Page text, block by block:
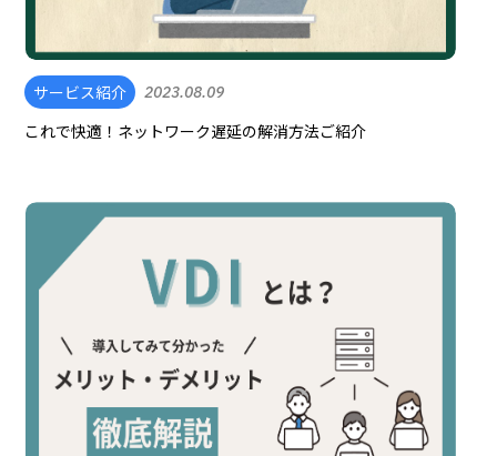
サービス紹介 2023.08.09
これで快適！ネットワーク遅延の解消方法ご紹介